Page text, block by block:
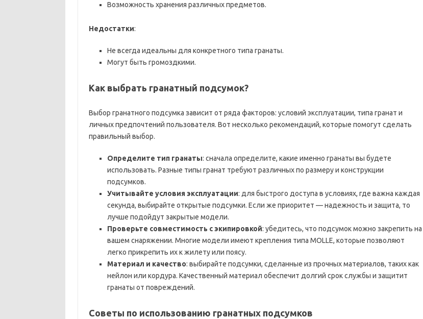
Возможность хранения различных предметов.
Недостатки:
Не всегда идеальны для конкретного типа гранаты.
Могут быть громоздкими.
Как выбрать гранатный подсумок?
Выбор гранатного подсумка зависит от ряда факторов: условий эксплуатации, типа гранат и
личных предпочтений пользователя. Вот несколько рекомендаций, которые помогут сделать
правильный выбор.
Определите тип гранаты: сначала определите, какие именно гранаты вы будете
использовать. Разные типы гранат требуют различных по размеру и конструкции
подсумков.
Учитывайте условия эксплуатации: для быстрого доступа в условиях, где важна каждая
секунда, выбирайте открытые подсумки. Если же приоритет — надежность и защита, то
лучше подойдут закрытые модели.
Проверьте совместимость с экипировкой: убедитесь, что подсумок можно закрепить на
вашем снаряжении. Многие модели имеют крепления типа MOLLE, которые позволяют
легко прикрепить их к жилету или поясу.
Материал и качество: выбирайте подсумки, сделанные из прочных материалов, таких как
нейлон или кордура. Качественный материал обеспечит долгий срок службы и защитит
гранаты от повреждений.
Советы по использованию гранатных подсумков